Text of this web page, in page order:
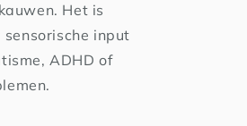
Het is
input
ADHD of